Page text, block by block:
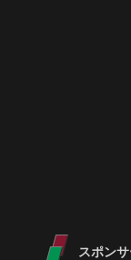
スポン